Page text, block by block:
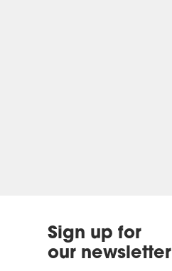
Sign up for
our newsletter